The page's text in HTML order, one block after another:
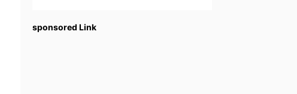
sponsored Link